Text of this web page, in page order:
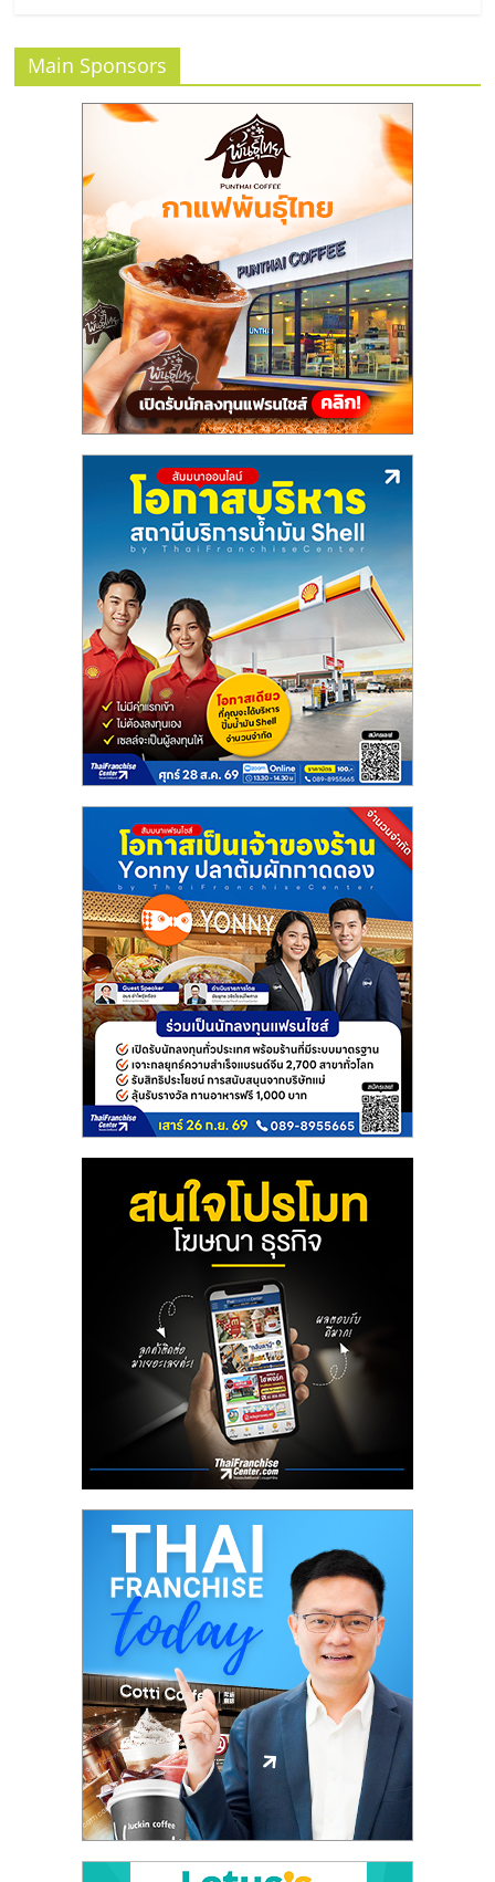
แฟ
ไชส์
ขาย
หน้า
บ้าน
ลงทุน
น้อย
ปรึกษา
การ
ลงทุน
และ
ขยาย
รวม
ไชส์
พร้อม
ทำเล
สำหรับ
Main Sponsors